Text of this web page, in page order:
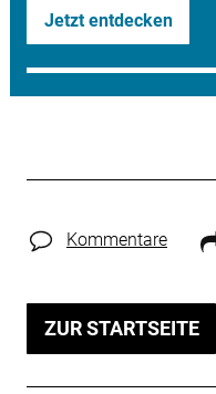
Jetzt entdecken
Kommentare
ZUR STARTSEITE